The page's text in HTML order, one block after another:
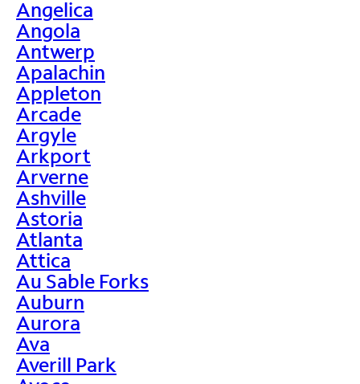
Angelica
Angola
Antwerp
Apalachin
Appleton
Arcade
Argyle
Arkport
Arverne
Ashville
Astoria
Atlanta
Attica
Au Sable Forks
Auburn
Aurora
Ava
Averill Park